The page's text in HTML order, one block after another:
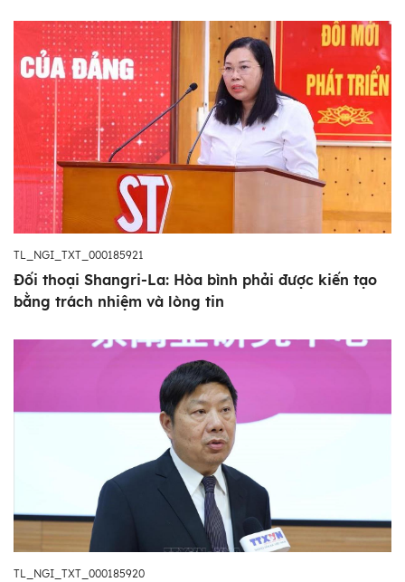
TL_NGI_TXT_000185921
Đối thoại Shangri-La: Hòa bình phải được kiến tạo
bằng trách nhiệm và lòng tin
TL_NGI_TXT_000185920